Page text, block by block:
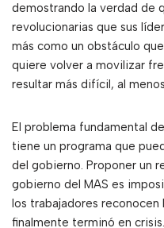
demostrando la verdad de
revolucionarias que sus
más como un obstáculo
quiere volver a movilizar
resultar más difícil, al
El problema fundamental
tiene un programa que
del gobierno. Proponer un
gobierno del MAS es
los trabajadores
finalmente terminó en